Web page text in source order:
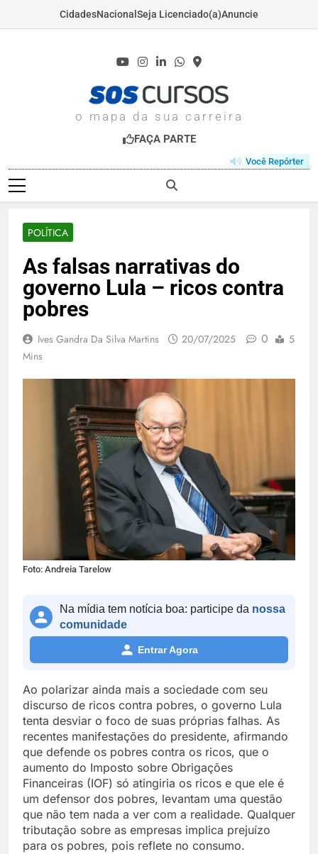
CidadesNacional Seja Licenciado(a)Anuncie
o mapa da sua carreira
FAÇA PARTE
Você Repórter
POLÍTICA
As falsas narrativas do
governo Lula – ricos contra
pobres
Ives Gandra Da Silva Martins 20/07/2025 0
5
Mins
Foto: Andreia Tarelow
Na mídia tem notícia boa: participe da nossa
comunidade
Entrar Agora
Ao polarizar ainda mais a sociedade com seu
discurso de ricos contra pobres, o governo Lula
tenta desviar o foco de suas próprias falhas. As
recentes manifestações do presidente, afirmando
que defende os pobres contra os ricos, que o
aumento do Imposto sobre Obrigações
Financeiras (IOF) só atingiria os ricos e que ele é
um defensor dos pobres, levantam uma questão
que não tem nada a ver com a realidade. Qualquer
tributação sobre as empresas implica prejuízo
para os pobres, pois reflete no consumo.